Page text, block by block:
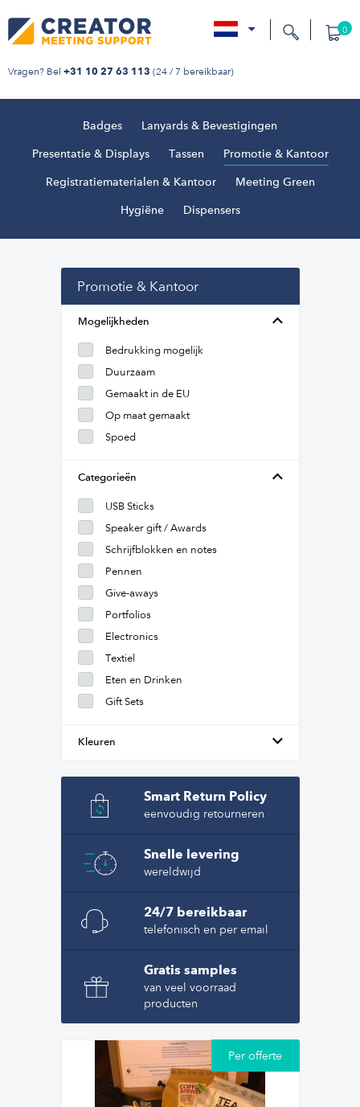
Vragen? Bel +31 10 27 63 113 (24 / 7 bereikbaar)
0
Badges Lanyards & Bevestigingen
Presentatie & Displays Tassen Promotie & Kantoor
Registratiematerialen & Kantoor Meeting Green
Hygiëne Dispensers
Promotie & Kantoor
Mogelijkheden
Bedrukking mogelijk
Duurzaam
Gemaakt in de EU
Op maat gemaakt
Spoed
Categorieën
USB Sticks
Speaker gift / Awards
Schrijfblokken en notes
Pennen
Give-aways
Portfolios
Electronics
Textiel
Eten en Drinken
Gift Sets
Kleuren
Smart Return Policy
eenvoudig retourneren
Snelle levering
wereldwijd
24/7 bereikbaar
telefonisch en per email
Gratis samples
van veel voorraad
producten
Per offerte